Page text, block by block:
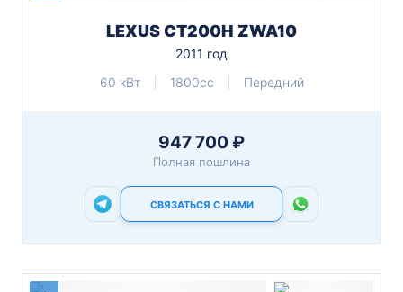
LEXUS CT200H ZWA10
2011 год
60 кВт
1800cc Передний
947 700 ₽
Полная пошлина
СВЯЗАТЬСЯ С НАМИ